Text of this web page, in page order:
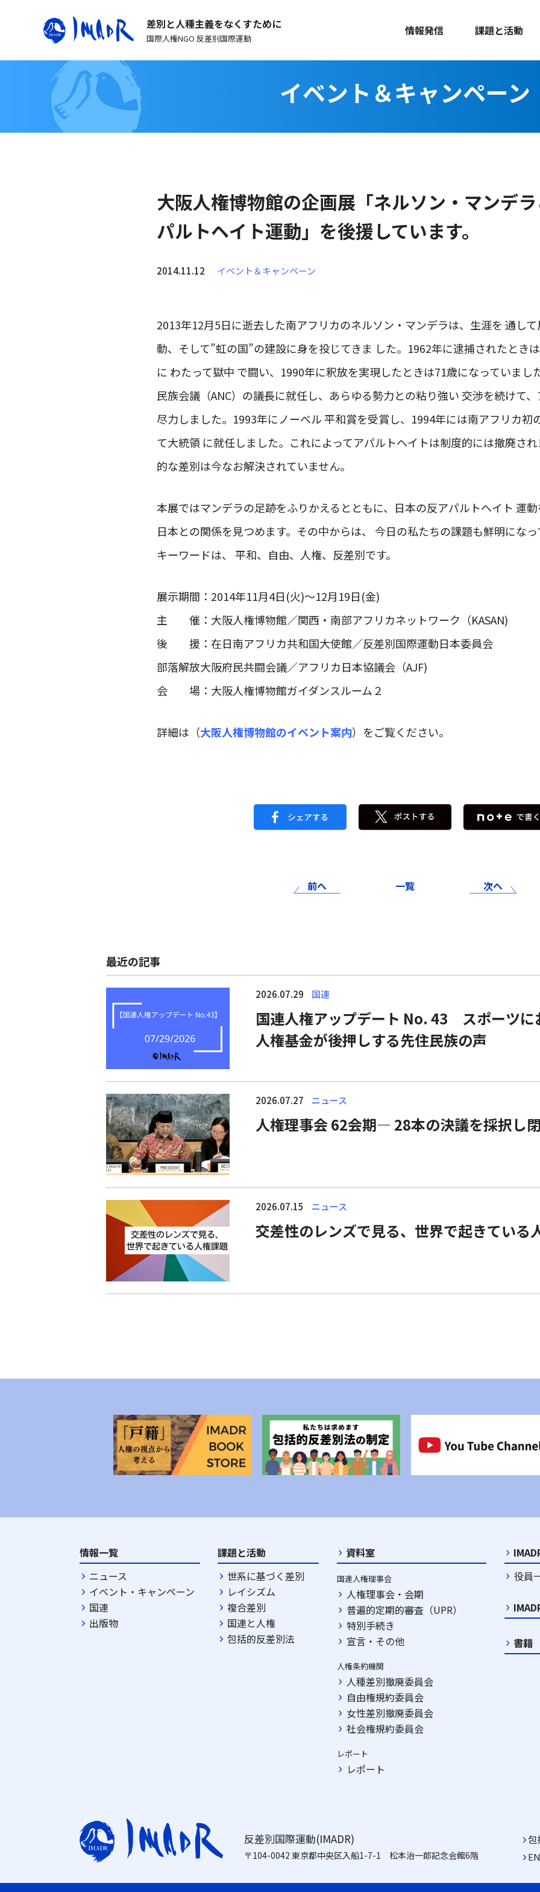
差別と人種主義をなくすために
国際人権NGO 反差別国際運動
情報発信 課題と活動
イベント＆キャンペーン
大阪人権博物館の企画展「ネルソン・マンデ
パルトヘイト運動」を後援しています。
2014.11.12 イベント＆キャンペーン
2013年12月5日に逝去した南アフリカのネルソン・マンデラは、生涯を 通し
動、そして”虹の国”の建設に身を投じてきま した。1962年に逮捕されたとき
に わたって獄中 で闘い、1990年に釈放を実現したときは71歳になっていまし
民族会議（ANC）の議長に就任し、あらゆる勢力との粘り強い 交渉を続けて
尽力しました。1993年にノーベル 平和賞を受賞し、1994年には南アフリカ初
て大統領 に就任しました。これによってアパルトヘイトは制度的には撤廃さ
的な差別は今なお解決されていません。
本展ではマンデラの足跡をふりかえるとともに、日本の反アパルトヘイト 運
日本との関係を見つめます。その中からは、 今日の私たちの課題も鮮明になっ
キーワードは、 平和、自由、人権、反差別です。
展示期間：2014年11月4日(火)～12月19日(金)
主 催：大阪人権博物館／関西・南部アフリカネットワーク（KASAN)
後 援：在日南アフリカ共和国大使館／反差別国際運動日本委員会
部落解放大阪府民共闘会議／アフリカ日本協議会（AJF)
会 場：大阪人権博物館ガイダンスルーム２
詳細は（大阪人権博物館のイベント案内）をご覧ください。
前へ 一覧 次へ
最近の記事
2026.07.29 国連
国連人権アップデート No. 43 スポーツに
人権基金が後押しする先住民族の声
2026.07.27 ニュース
人権理事会 62会期― 28本の決議を採択し
2026.07.15 ニュース
交差性のレンズで見る、世界で起きている
情報一覧
ニュース
イベント・キャンペーン
国連
出版物
課題と活動
世系に基づく差別
レイシズム
複合差別
国連と人権
包括的反差別法
資料室
国連人権理事会
人権理事会・会期
普遍的定期的審査（UPR）
特別手続き
宣言・その他
人権条約機関
人種差別撤廃委員会
自由権規約委員会
女性差別撤廃委員会
社会権規約委員会
レポート
レポート
役員
書籍
反差別国際運動(IMADR)
〒104-0042 東京都中央区入船1-7-1 松本治一郎記念会館6階
包